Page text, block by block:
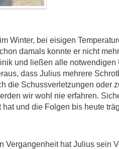
Winter, bei eisigen
damals konnte er nicht
und ließen alle notwendigen
dass Julius mehrere
die Schussverletzungen oder
wir wohl nie erfahren.
und die Folgen bis heute
Vergangenheit hat Julius sein